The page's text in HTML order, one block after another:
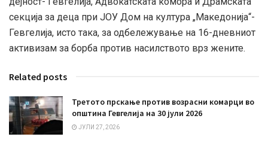
секција за деца при ЈОУ Дом на култура „Македонија“-
Гевгелија, исто така, за одбележување на 16-дневниот
активизам за борба против насилството врз жените.
Related posts
Третото прскање против возрасни комарци во
општина Гевгелија на 30 јули 2026
ЈУЛИ 27, 2026